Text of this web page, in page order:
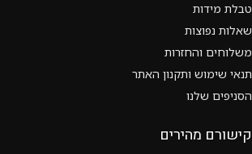
טבלת מידות
שאלות נפוצות
משלוחים והחזרות
תנאי שימוש ותקנון האתר
הסניפים שלנו
קישורם מהירים